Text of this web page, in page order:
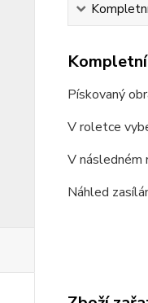
Pískovaný
V roletce
V následném
Náhled